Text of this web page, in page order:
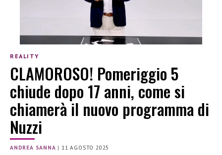
REALITY
CLAMOROSO! Pomeriggio 5
chiude dopo 17 anni, come si
chiamerà il nuovo programma di
Nuzzi
ANDREA SANNA | 11 AGOSTO 2025